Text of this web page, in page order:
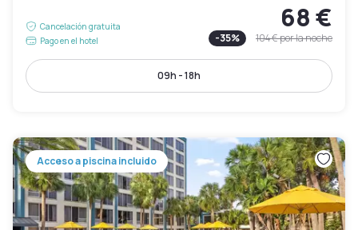
Cancelación gratuita
Pago en el hotel
68 €
-35% 104 €por la noche
09h - 18h
Acceso a piscina incluido